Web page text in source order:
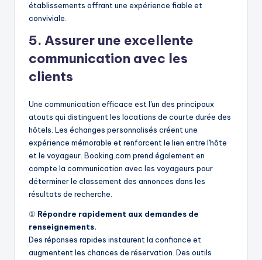
établissements offrant une expérience fiable et
conviviale.
5. Assurer une excellente
communication avec les
clients
Une communication efficace est l'un des principaux
atouts qui distinguent les locations de courte durée des
hôtels. Les échanges personnalisés créent une
expérience mémorable et renforcent le lien entre l'hôte
et le voyageur. Booking.com prend également en
compte la communication avec les voyageurs pour
déterminer le classement des annonces dans les
résultats de recherche.
① Répondre rapidement aux demandes de
renseignements.
Des réponses rapides instaurent la confiance et
augmentent les chances de réservation. Des outils